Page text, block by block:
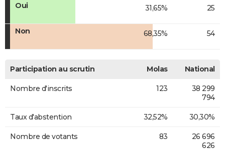
Oui
31,65% 25
Non 68,35% 54
Participation au scrutin Molas National
Nombre d'inscrits 123
38 299
794
Taux d'abstention 32,52% 30,30%
Nombre de votants 83
26 696
626